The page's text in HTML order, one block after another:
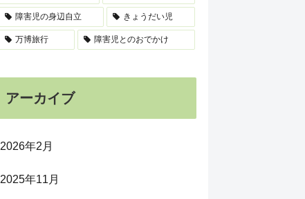
障害児の身辺自立 きょうだい児
万博旅行 障害児とのおでかけ
アーカイブ
2026年2月
2025年11月